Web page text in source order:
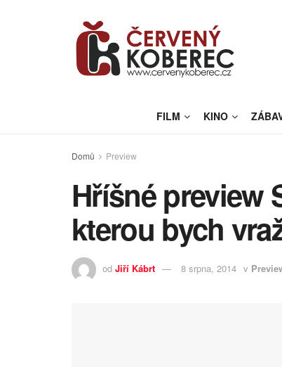
FILM KINO
Domů Preview
Hříšné preview
kterou bych
od Jiří Kábrt 8 srpna, 2014 v